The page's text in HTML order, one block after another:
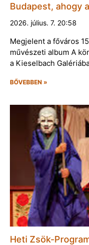
Budapest, ahogy
2026. július. 7. 20:58
Megjelent a főváros
művészeti album A
a Kieselbach
BŐVEBBEN »
Heti Zsök-